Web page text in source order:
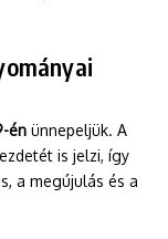
én ünnepeljük. A
is jelzi, így
a megújulás és a